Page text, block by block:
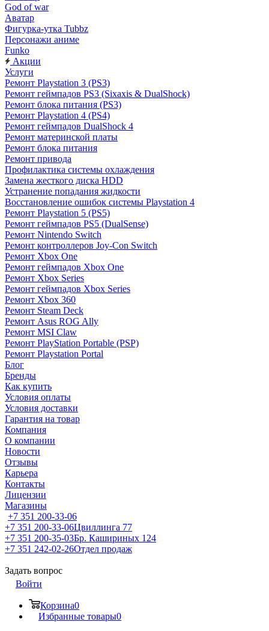
God of war
Аватар
Фигурка-утка Tubbz
Персонажи аниме
Funko
Акции
Услуги
Ремонт Playstation 3 (PS3)
Ремонт геймпадов PS3 (Sixaxis & DualShock)
Ремонт блока питания (PS3)
Ремонт Playstation 4 (PS4)
Ремонт геймпадов DualShock 4
Ремонт материнской платы
Ремонт блока питания
Ремонт привода
Профилактика системы охлаждения
Замена жесткого диска HDD
Устранение попадания жидкости
Восстановление ошибок системы Playstation 4
Ремонт Playstation 5 (PS5)
Ремонт геймпадов PS5 (DualSense)
Ремонт Nintendo Switch
Ремонт контроллеров Joy-Con Switch
Ремонт Xbox One
Ремонт геймпадов Xbox One
Ремонт Xbox Series
Ремонт геймпадов Xbox Series
Ремонт Xbox 360
Ремонт Steam Deck
Ремонт Asus ROG Ally
Ремонт MSI Claw
Ремонт PlayStation Portable (PSP)
Ремонт Playstation Portal
Блог
Бренды
Как купить
Условия оплаты
Условия доставки
Гарантия на товар
Компания
О компании
Новости
Отзывы
Карьера
Контакты
Лицензии
Магазины
+7 351 200-33-06
+7 351 200-33-06Цвиллинга 77
+7 351 200-35-03Бр. Кашириных 124
+7 351 242-02-26Отдел продаж
Задать вопрос
Войти
Корзина0
Избранные товары0